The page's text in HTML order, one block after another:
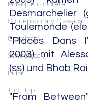
Musique concrète
Contemporary Classical
Classical
Soundtrack
India
Trip Hop
Desmarchelier
Toulemonde
"Placés Dans
2003) mit
(ss) und Bhob
"From